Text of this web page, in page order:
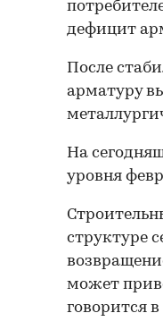
дефицит
После
арматуру
На
уровня
структуре
может
говорится